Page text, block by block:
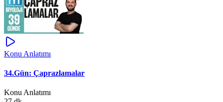
Konu Anlatımı
34.Gün: Çaprazlamalar
Konu Anlatımı